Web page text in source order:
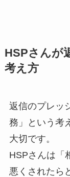
HSPさんが
考え方
返信のプレッ
務」という考
大切です。
HSPさんは「
悪くされたら